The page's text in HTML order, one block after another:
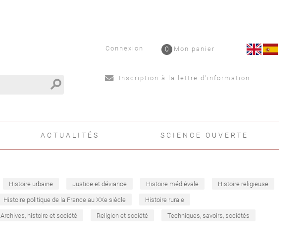
search
Connexion Mon panier
0
Inscription à la lettre d'information
ACTUALITÉS SCIENCE OUVERTE
Histoire urbaine Justice et déviance Histoire médiévale Histoire religieuse
Histoire politique de la France au XXe siècle Histoire rurale
Archives, histoire et société Religion et société Techniques, savoirs, sociétés